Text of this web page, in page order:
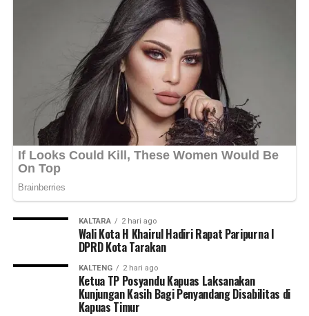
Bagikan ke
WhatsApp 0 Facebook 0
Messenger 0 Twitter/X 0
KALTARA 2 hari ago
Wali Kota H Khairul Hadiri Rapat Paripurna I
DPRD Kota Tarakan
KALTENG 2 hari ago
Ketua TP Posyandu Kapuas Laksanakan
Kunjungan Kasih Bagi Penyandang Disabilitas di
Kapuas Timur